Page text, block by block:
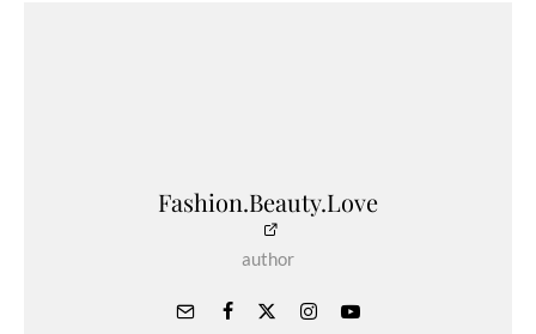
Fashion.Beauty.Love
author